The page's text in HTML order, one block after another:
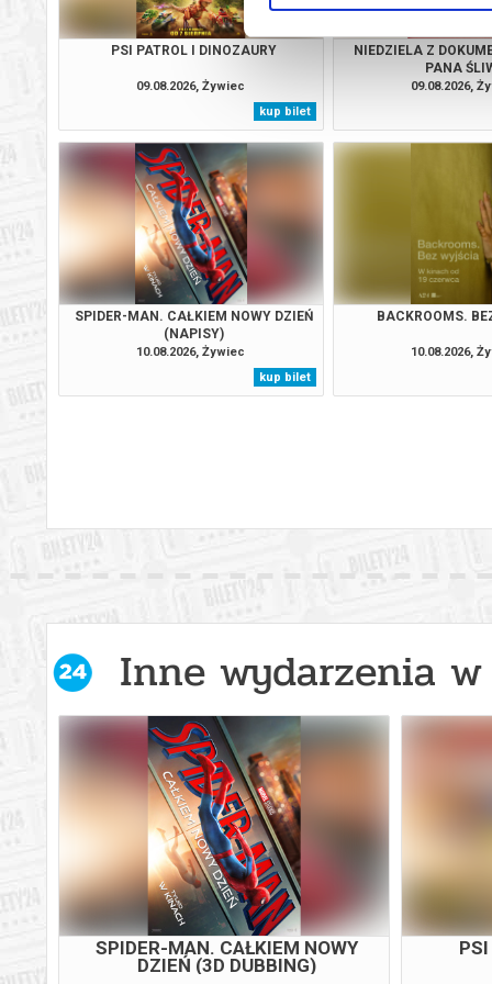
PSI PATROL I DINOZAURY
09.08.2026, Żywiec
kup bilet
NIEDZIELA Z
PANA
09.08.2026,
SPIDER-MAN. CAŁKIEM NOWY DZIEŃ
(NAPISY)
10.08.2026, Żywiec
kup bilet
BACKROOMS.
10.08.2026,
Inne wydarzenia
SPIDER-MAN. CAŁKIEM NOWY
DZIEŃ (3D DUBBING)